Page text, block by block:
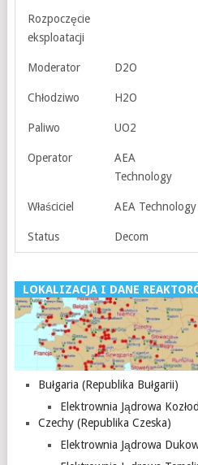
Rozpoczęcie
eksploatacji
Moderator D2O
Chłodziwo H2O
Paliwo UO2
Operator
AEA
Technology
Właściciel AEA Technology
Status Decom
LOKALIZACJA I DANE
Bułgaria (Republika Bułgarii)
Elektrownia Jądrowa
Czechy (Republika Czeska)
Elektrownia Jądrowa